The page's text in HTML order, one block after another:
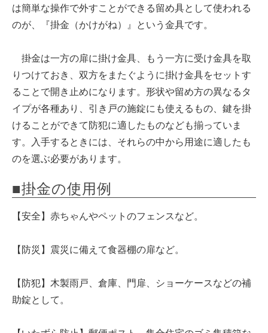
は簡単な操作で外すことができる留め具として使われる
のが、『掛金（かけがね）』という金具です。
掛金は一方の扉に掛け金具、もう一方に受け金具を取
りつけておき、双方をまたぐように掛け金具をセットす
ることで開き止めになります。形状や留め方の異なるタ
イプが各種あり、引き戸の施錠にも使えるもの、鍵を掛
けることができて防犯に適したものなども揃っていま
す。入手するときには、それらの中から用途に適したも
のを選ぶ必要があります。
■掛金の使用例
【安全】赤ちゃんやペットのフェンスなど。
【防災】震災に備えて食器棚の扉など。
【防犯】木製雨戸、倉庫、門扉、ショーケースなどの補
助錠として。